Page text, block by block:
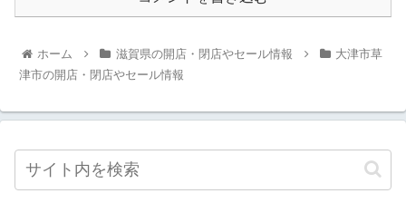
ホーム 滋賀県の開店・閉店やセール情報
大津市草
津市の開店・閉店やセール情報